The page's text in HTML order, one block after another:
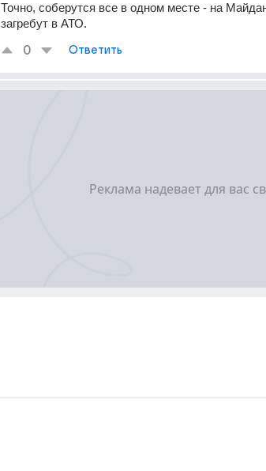
Точно, соберутся все в одном месте - на
загребут в АТО.
0 Ответить